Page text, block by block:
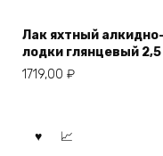
Лак яхтный
лодки глянцевый 2,5
1719,00 ₽